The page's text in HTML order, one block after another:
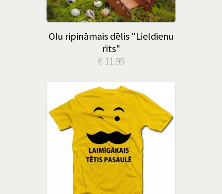
Olu ripināmais dēlis "Lieldienu
rīts"
€ 11.99